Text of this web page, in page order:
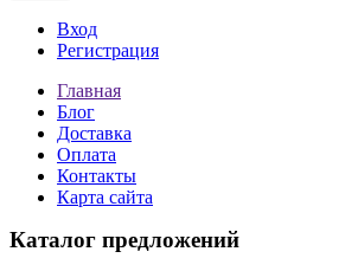
Вход
Регистрация
Главная
Блог
Доставка
Оплата
Контакты
Карта сайта
Каталог предложений